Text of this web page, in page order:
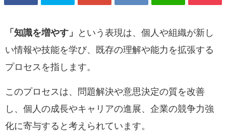
「知識を増やす」
という表現は、個人や組織が新し
い情報や技能を学び、既存の理解や能力を拡張する
プロセスを指します。
このプロセスは、問題解決や意思決定の質を改善
し、個人の成長やキャリアの進展、企業の競争力強
化に寄与すると考えられています。